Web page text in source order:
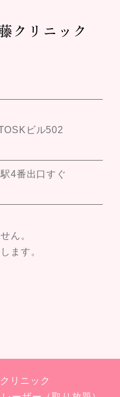
ビル502
4番出口すぐ
ん。
ます。
リニック